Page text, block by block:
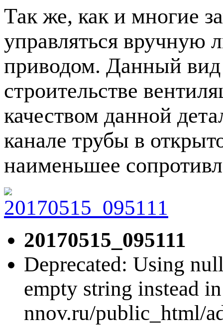
Так же, как и многие
управляться вручную
приводом. Данный вид
строительстве
качеством данной
канале трубы в
наименьшее
20170515_095111
Deprecated: Using
empty string instead
nnov.ru/public_html/